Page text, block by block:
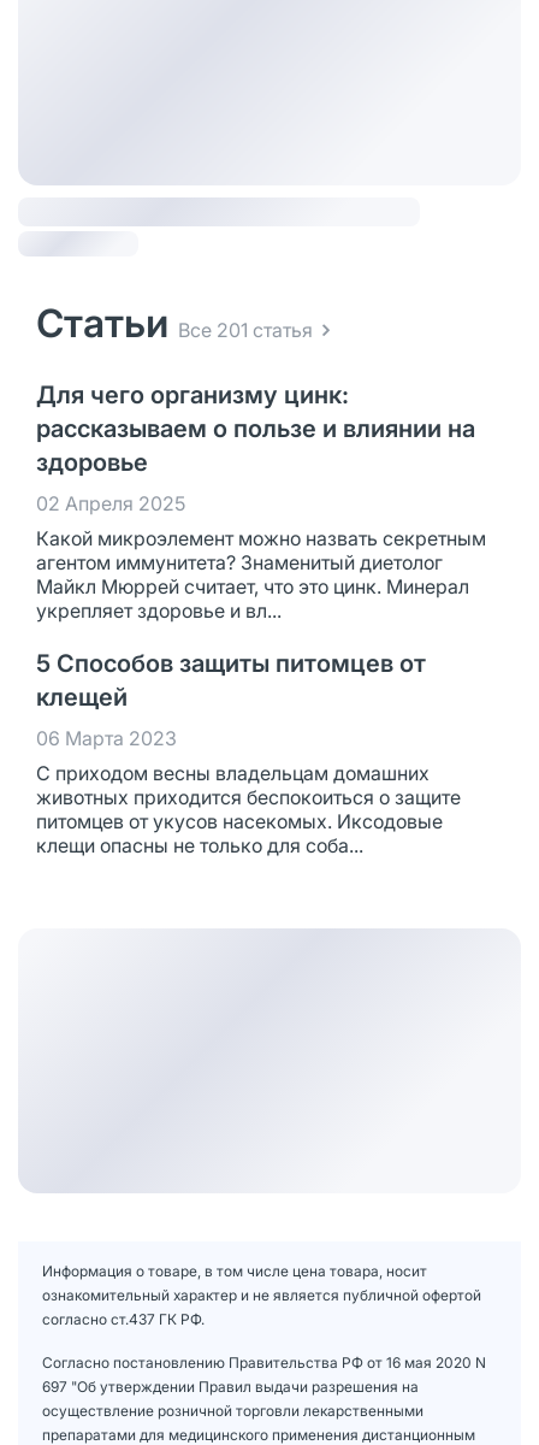
Статьи Все 201 статья
Для чего организму цинк:
рассказываем о пользе и влиянии на
здоровье
02 Апреля 2025
Какой микроэлемент можно назвать секретным
агентом иммунитета? Знаменитый диетолог
Майкл Мюррей считает, что это цинк. Минерал
укрепляет здоровье и вл...
5 Способов защиты питомцев от
клещей
06 Марта 2023
С приходом весны владельцам домашних
животных приходится беспокоиться о защите
питомцев от укусов насекомых. Иксодовые
клещи опасны не только для соба...
Информация о товаре, в том числе цена товара, носит
ознакомительный характер и не является публичной офертой
согласно ст.437 ГК РФ.
Согласно постановлению Правительства РФ от 16 мая 2020 N
697 "Об утверждении Правил выдачи разрешения на
осуществление розничной торговли лекарственными
препаратами для медицинского применения дистанционным